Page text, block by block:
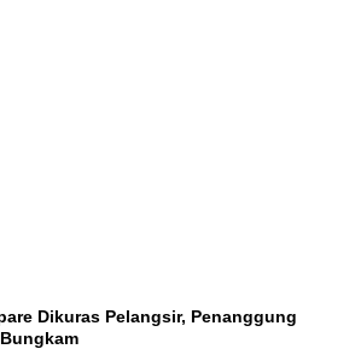
Dikuras Pelangsir, Penanggung